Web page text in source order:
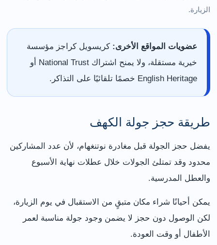
الزيارة.
عضويات المواقع الأخرى: كريسويل كراجز مؤسسة
خيرية مستقلة، ولا يمنح اشتراك National Trust أو
English Heritage خصمًا تلقائيًا على التذاكر.
طريقة حجز جولة الكهف
يفضل حجز الجولة قبل مغادرة نوتنغهام، لأن عدد المشاركين
محدود وقد تمتلئ الجولات خلال عطلات نهاية الأسبوع
والعطل المدرسية.
يمكن أحيانًا شراء مكان متبقٍ من الاستقبال في يوم الزيارة،
لكن الوصول دون حجز لا يضمن وجود جولة مناسبة لعمر
الأطفال أو وقت العودة.